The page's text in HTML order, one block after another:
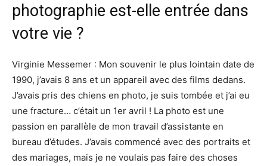
photographie est-elle entrée dans
votre vie ?
Virginie Messemer : Mon souvenir le plus lointain date de
1990, j’avais 8 ans et un appareil avec des films dedans.
J’avais pris des chiens en photo, je suis tombée et j’ai eu
une fracture… c’était un 1er avril ! La photo est une
passion en parallèle de mon travail d’assistante en
bureau d’études. J’avais commencé avec des portraits et
des mariages, mais je ne voulais pas faire des choses